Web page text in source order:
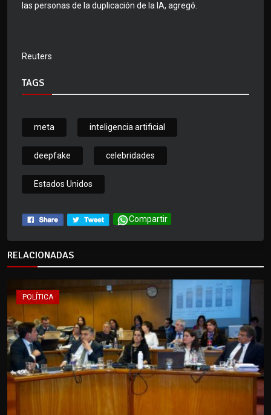
las personas de la duplicación de la IA, agregó.
Reuters
TAGS
meta inteligencia artificial
deepfake celebridades
Estados Unidos
Compartir
RELACIONADAS
POLÍTICA